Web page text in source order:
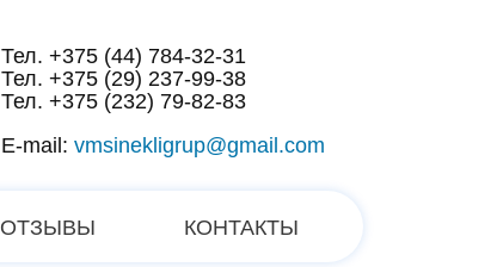
Тел. +375 (44) 784-32-31
Тел. +375 (29) 237-99-38
Тел. +375 (232) 79-82-83
E-mail:vmsinekligrup@gmail.com
ОТЗЫВЫ КОНТАКТЫ